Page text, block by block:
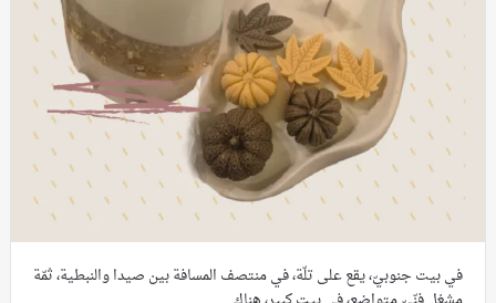
في بيت جنوبيّ، يقع على تلّة، في منتصف المسافة بين صيدا والنبطية، ثمّة